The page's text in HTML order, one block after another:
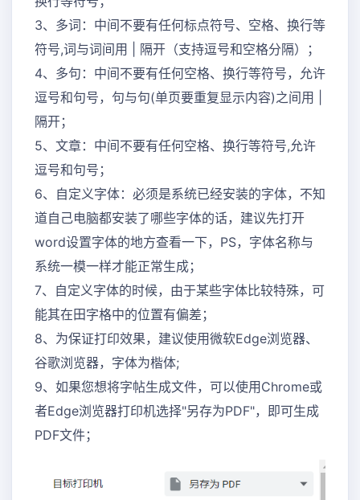
3、多词：中间不要有任何标点符号、空格、换行等
符号,词与词间用 | 隔开（支持逗号和空格分隔）；
4、多句：中间不要有任何空格、换行等符号，允许
逗号和句号，句与句(单页要重复显示内容)之间用 |
隔开；
5、文章：中间不要有任何空格、换行等符号,允许
逗号和句号；
6、自定义字体：必须是系统已经安装的字体，不知
道自己电脑都安装了哪些字体的话，建议先打开
word设置字体的地方查看一下，PS，字体名称与
系统一模一样才能正常生成；
7、自定义字体的时候，由于某些字体比较特殊，可
能其在田字格中的位置有偏差；
8、为保证打印效果，建议使用微软Edge浏览器、
谷歌浏览器，字体为楷体;
9、如果您想将字帖生成文件，可以使用Chrome或
者Edge浏览器打印机选择"另存为PDF"，即可生成
PDF文件；